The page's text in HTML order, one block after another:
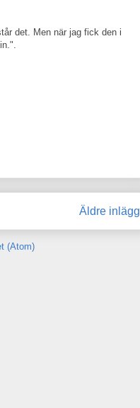
det. Men när jag fick den i
Äldre inlägg
(Atom)